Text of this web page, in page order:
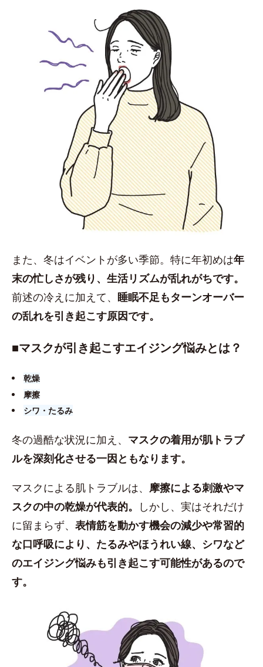
また、冬はイベントが多い季節。特に年初めは年
末の忙しさが残り、生活リズムが乱れがちです。
前述の冷えに加えて、 睡眠不足もターンオーバー
の乱れを引き起こす原因です。
■​マスクが引き起こすエイジング悩みとは？
乾燥
摩擦
シワ・たるみ
冬の過酷な状況に加え、 マスクの着用が肌トラブ
ルを深刻化させる一因ともなります。
マスクによる肌トラブルは、 摩擦による刺激やマ
スクの中の乾燥が代表的。
しかし、実はそれだけ
に留まらず、 表情筋を動かす機会の減少や常習的
な口呼吸により、たるみやほうれい線、シワなど
のエイジング悩みも引き起こす可能性があるので
す。